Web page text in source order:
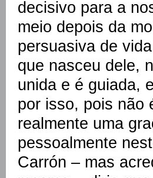
decisivo para a
meio depois da
persuasiva de
que nasceu dele,
unida e é guiada,
por isso, pois não
realmente uma
pessoalmente
Carrón – mas